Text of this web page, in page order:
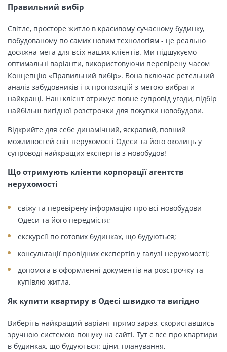
Правильний вибір
Світле, просторе житло в красивому сучасному будинку,
побудованому по самих новим технологіям - це реально
досяжна мета для всіх наших клієнтів. Ми підшукуємо
оптимальні варіанти, використовуючи перевірену часом
Концепцію «Правильний вибір». Вона включає ретельний
аналіз забудовників і їх пропозицій з метою вибрати
найкращі. Наш клієнт отримує повне супровід угоди, підбір
найбільш вигідної розстрочки для покупки новобудови.
Відкрийте для себе динамічний, яскравий, повний
можливостей світ нерухомості Одеси та його околиць у
супроводі найкращих експертів з новобудов!
Що отримують клієнти корпорації агентств
нерухомості
свіжу та перевірену інформацію про всі новобудови
Одеси та його передмістя;
екскурсії по готових будинках, що будуються;
консультації провідних експертів у галузі нерухомості;
допомога в оформленні документів на розстрочку та
купівлю житла.
Як купити квартиру в Одесі швидко та вигідно
Виберіть найкращий варіант прямо зараз, скориставшись
зручною системою пошуку на сайті. Тут є все про квартири
в будинках, що будуються: ціни, планування,